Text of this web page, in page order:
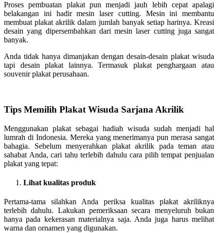
Proses pembuatan plakat pun menjadi jauh lebih cepat apalagi
belakangan ini hadir mesin laser cutting. Mesin ini membantu
membuat plakat akrilik dalam jumlah banyak setiap harinya. Kreasi
desain yang dipersembahkan dari mesin laser cutting juga sangat
banyak.
Anda tidak hanya dimanjakan dengan desain-desain plakat wisuda
tapi desain plakat lainnya. Termasuk plakat penghargaan atau
souvenir plakat perusahaan.
Tips Memilih Plakat Wisuda Sarjana Akrilik
Menggunakan plakat sebagai hadiah wisuda sudah menjadi hal
lumrah di Indonesia. Mereka yang menerimanya pun merasa sangat
bahagia. Sebelum menyerahkan plakat akrilik pada teman atau
sahabat Anda, cari tahu terlebih dahulu cara pilih tempat penjualan
plakat yang tepat:
Lihat kualitas produk
Pertama-tama silahkan Anda periksa kualitas plakat akriliknya
terlebih dahulu. Lakukan pemeriksaan secara menyeluruh bukan
hanya pada kekerasan materialnya saja. Anda juga harus melihat
warna dan ornamen yang digunakan.